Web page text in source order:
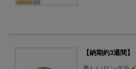
【納期約3週間